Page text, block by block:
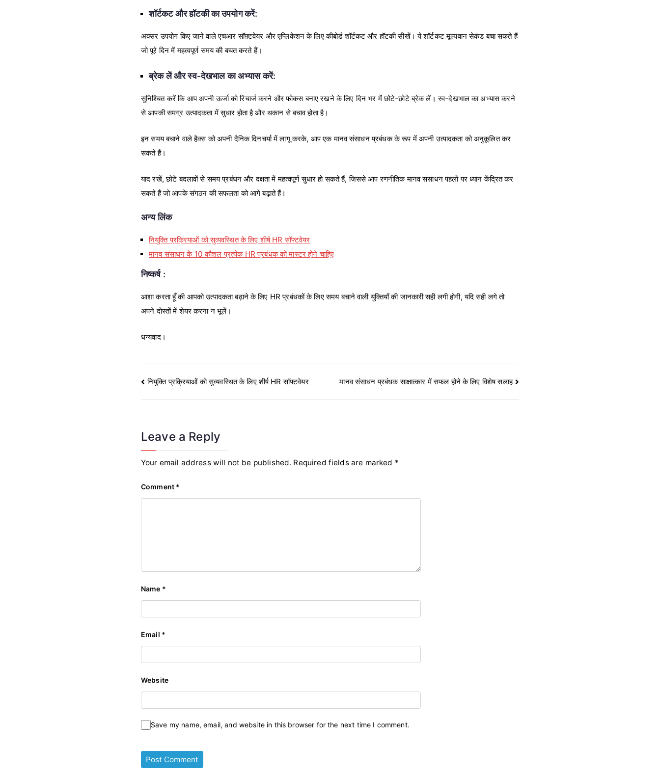
शॉर्टकट और हॉटकी का उपयोग करें:
अक्सर उपयोग किए जाने वाले एचआर सॉफ़्टवेयर और एप्लिकेशन के लिए कीबोर्ड शॉर्टकट और हॉटकी सीखें। ये शॉर्टकट मूल्यवान सेकंड बचा सकते हैं
जो पूरे दिन में महत्वपूर्ण समय की बचत करते हैं।
ब्रेक लें और स्व-देखभाल का अभ्यास करें:
सुनिश्चित करें कि आप अपनी ऊर्जा को रिचार्ज करने और फोकस बनाए रखने के लिए दिन भर में छोटे-छोटे ब्रेक लें। स्व-देखभाल का अभ्यास करने
से आपकी समग्र उत्पादकता में सुधार होता है और थकान से बचाव होता है।
इन समय बचाने वाले हैक्स को अपनी दैनिक दिनचर्या में लागू करके, आप एक मानव संसाधन प्रबंधक के रूप में अपनी उत्पादकता को अनुकूलित कर
सकते हैं।
याद रखें, छोटे बदलावों से समय प्रबंधन और दक्षता में महत्वपूर्ण सुधार हो सकते हैं, जिससे आप रणनीतिक मानव संसाधन पहलों पर ध्यान केंद्रित कर
सकते हैं जो आपके संगठन की सफलता को आगे बढ़ाते हैं।
अन्य लिंक
नियुक्ति प्रक्रियाओं को सुव्यवस्थित के लिए शीर्ष HR सॉफ्टवेयर
मानव संसाधन के 10 कौशल प्रत्येक HR प्रबंधक को मास्टर होने चाहिए
निष्कर्ष :
आशा करता हूँ की आपको उत्पादकता बढ़ाने के लिए HR प्रबंधकों के लिए समय बचाने वाली युक्तियाँ की जानकारी सही लगी होगी, यदि सही लगे तो
अपने दोस्तों में शेयर करना न भूलें।
धन्यवाद।
Post
navigation
नियुक्ति प्रक्रियाओं को सुव्यवस्थित के लिए शीर्ष HR सॉफ्टवेयर मानव संसाधन प्रबंधक साक्षात्कार में सफल होने के लिए विशेष सलाह
Leave a Reply
Your email address will not be published. Required fields are marked *
Comment *
Name *
Email *
Website
Save my name, email, and website in this browser for the next time I comment.